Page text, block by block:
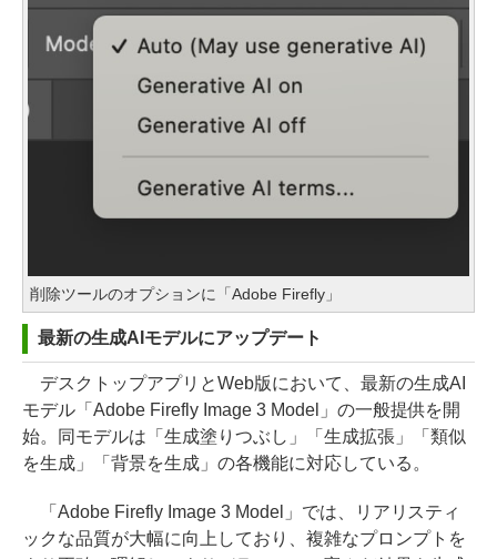
削除ツールのオプションに「Adobe Firefly」
最新の生成AIモデルにアップデート
デスクトップアプリとWeb版において、最新の生成AI
モデル「Adobe Firefly Image 3 Model」の一般提供を開
始。同モデルは「生成塗りつぶし」「生成拡張」「類似
を生成」「背景を生成」の各機能に対応している。
「Adobe Firefly Image 3 Model」では、リアリスティ
ックな品質が大幅に向上しており、複雑なプロンプトを